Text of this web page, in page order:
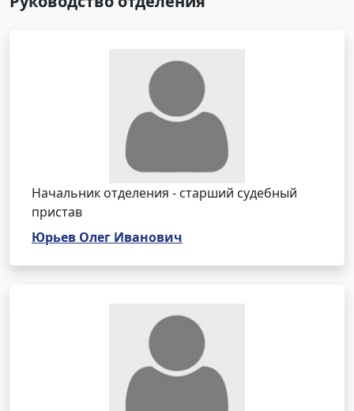
Начальник отделения - старший судебный
пристав
Юрьев Олег Иванович